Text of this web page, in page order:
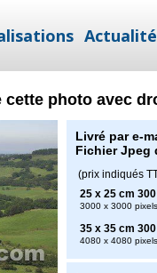
Actualité